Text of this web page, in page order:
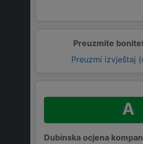
Preuzmite
Preuzmi izvještaj
A
Dubinska ocjena